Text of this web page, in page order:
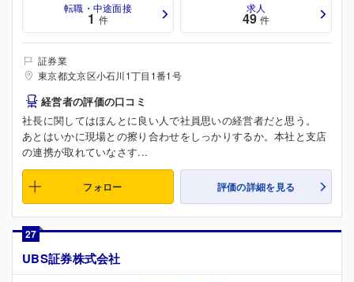
転職・中途面接
1 件
求人
49 件
証券業
東京都文京区小石川1丁目1番1号
経営者の評価の口コミ
社長に関してはほんとに良い人で社員思いの経営者だと思う。
あとはいかに現場との擦り合わせをしっかりするか。本社と支店
の連携が取れていなさす...
フォロー 評価の詳細を見る
27
UBS証券株式会社